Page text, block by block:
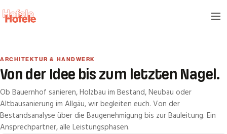
ARCHITEKTUR & HANDWERK
Von der Idee bis zum letzten Nagel.
Ob Bauernhof sanieren, Holzbau im Bestand, Neubau oder
Altbausanierung im Allgäu, wir begleiten euch. Von der
Bestandsanalyse über die Baugenehmigung bis zur Bauleitung. Ein
Ansprechpartner, alle Leistungsphasen.